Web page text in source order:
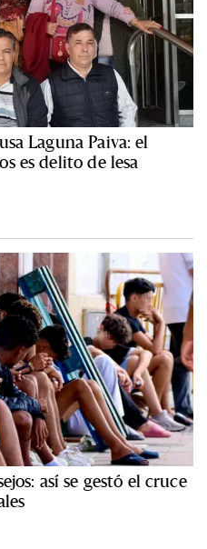
Laguna Paiva: el
es delito de lesa
así se gestó el cruce